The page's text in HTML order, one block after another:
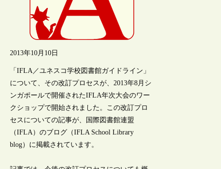
2013年10月10日
「IFLA／ユネスコ学校図書館ガイドライン」
について、その改訂プロセスが、2013年8月シ
ンガポールで開催されたIFLA年次大会のワー
クショップで開始されました。この改訂プロ
セスについての記事が、国際図書館連盟
（IFLA）のブログ（IFLA School Library
blog）に掲載されています。